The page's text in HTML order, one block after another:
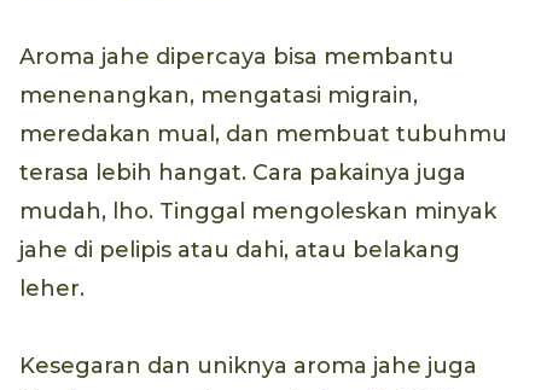
Aroma jahe dipercaya bisa membantu
menenangkan, mengatasi migrain,
meredakan mual, dan membuat tubuhmu
terasa lebih hangat. Cara pakainya juga
mudah, lho. Tinggal mengoleskan minyak
jahe di pelipis atau dahi, atau belakang
leher.
Kesegaran dan uniknya aroma jahe juga